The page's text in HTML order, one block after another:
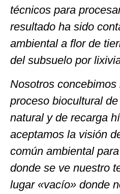
técnicos para
resultado ha sido
ambiental a flor de
del subsuelo por
Nosotros
proceso biocultural
natural y de recarga
aceptamos la visión
común ambiental
donde se ve nuestro
lugar «vacío» donde